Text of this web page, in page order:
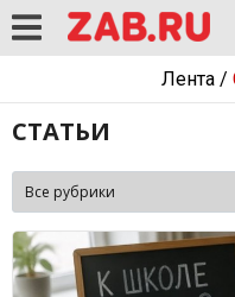
Лента/
СТАТЬИ